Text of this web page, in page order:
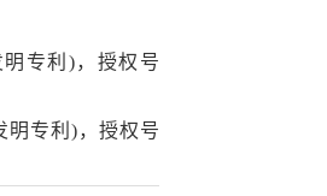
专利)，授权号
明专利)，授权号